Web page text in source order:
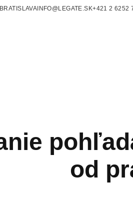
INFO@LEGATE.SK+421 2 6252
od